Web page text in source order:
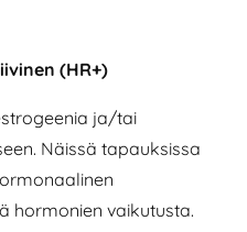
(HR+)
ja/tai
Näissä tapauksissa
hormonien vaikutusta.